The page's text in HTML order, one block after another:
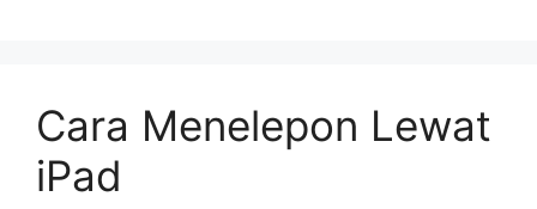
Cara Menelepon Lewat
iPad